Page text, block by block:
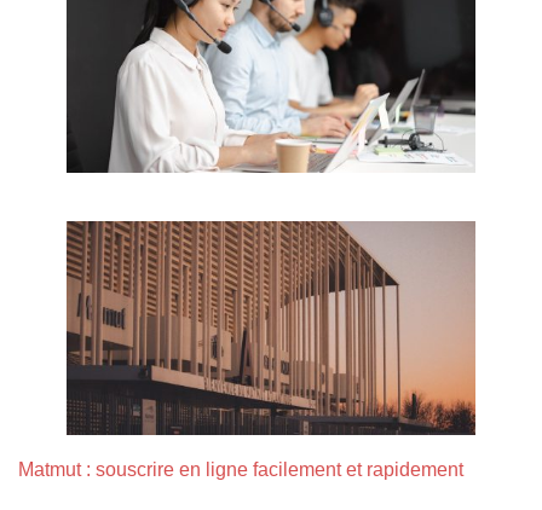
Matmut : souscrire en ligne facilement et rapidement